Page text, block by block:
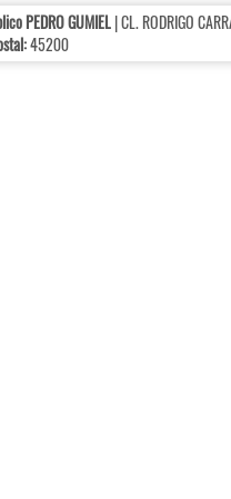
PEDRO GUMIEL| CL. RODRIGO
45200